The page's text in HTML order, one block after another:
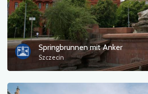
Springbrunnen mit Anker
Szczecin